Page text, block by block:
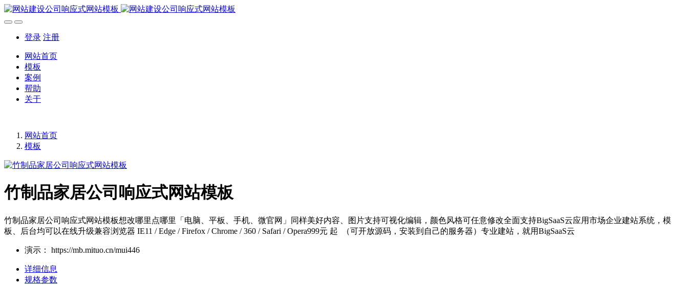
登录 注册
网站首页
模板
案例
帮助
关于
网站首页
模板
竹制品家居公司响应式网站模板
竹制品家居公司响应式网站模板想改哪里点哪里「电脑、平板、手机、微官网」同样美好内容、图片支持可视化编辑，颜色风格可任意修改全面支持BigSaaS云应用市场企业建站系统，模
板、后台均可以在线升级兼容浏览器 IE11 / Edge / Firefox / Chrome / 360 / Safari / Opera999元 起 （可开放源码，安装到自己的服务器）专业建站，就用BigSaaS云
演示： https://mb.mituo.cn/mui446
详细信息
规格参数